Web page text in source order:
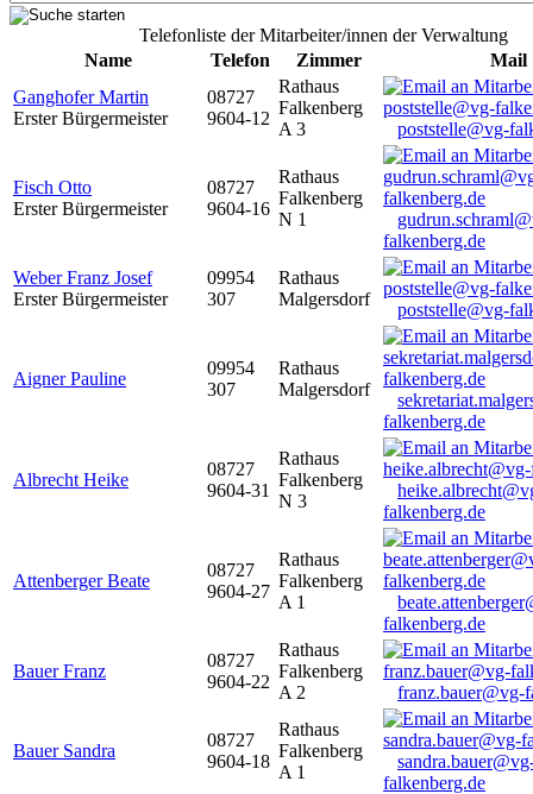
Telefonliste der Mitarbeiter/innen der Verwaltung
Name
Telefon Zimmer
Mail
Ganghofer Martin
Erster Bürgermeister
08727
9604-12
Rathaus
Falkenberg
A 3
poststelle@vg-
Fisch Otto
Erster Bürgermeister
08727
9604-16
Rathaus
Falkenberg
N 1
falkenberg.de
Weber Franz Josef
Erster Bürgermeister
09954
307
Rathaus
Malgersdorf
poststelle@vg-
Aigner Pauline
09954
307
Rathaus
Malgersdorf
falkenberg.de
Albrecht Heike
08727
9604-31
Rathaus
Falkenberg
N 3
falkenberg.de
Attenberger Beate
08727
9604-27
Rathaus
Falkenberg
A 1
falkenberg.de
Bauer Franz
08727
9604-22
Rathaus
Falkenberg
A 2
franz.bauer@vg-
Bauer Sandra
08727
9604-18
Rathaus
Falkenberg
A 1
falkenberg.de